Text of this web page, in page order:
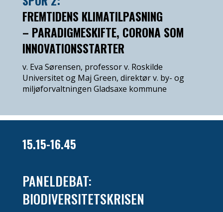
FREMTIDENS KLIMATILPASNING
– PARADIGMESKIFTE, CORONA SOM
INNOVATIONSSTARTER
v. Eva Sørensen, professor v. Roskilde
Universitet og Maj Green, direktør v. by- og
miljøforvaltningen Gladsaxe kommune
15.15-16.45
PANELDEBAT:
BIODIVERSITETSKRISEN